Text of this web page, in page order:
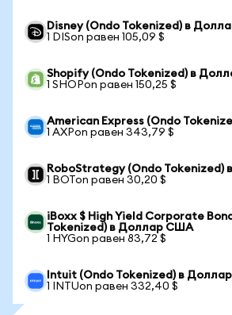
Disney (Ondo Tokenized) в
1 DISon равен 105,09 $
Shopify (Ondo Tokenized) в
1 SHOPon равен 150,25 $
American Express (Ondo
1 AXPon равен 343,79 $
RoboStrategy (Ondo
1 BOTon равен 30,20 $
iBoxx $ High Yield Corporate
Tokenized) в Доллар США
1 HYGon равен 83,72 $
Intuit (Ondo Tokenized) в
1 INTUon равен 332,40 $